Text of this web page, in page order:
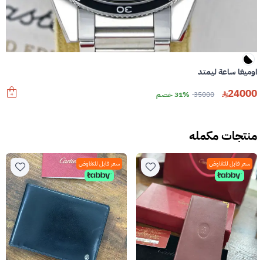
اوميغا ساعة ليمتد
24000
35000 31% خصم
منتجات مكمله
سعر قابل للتفاوض سعر قابل للتفاوض